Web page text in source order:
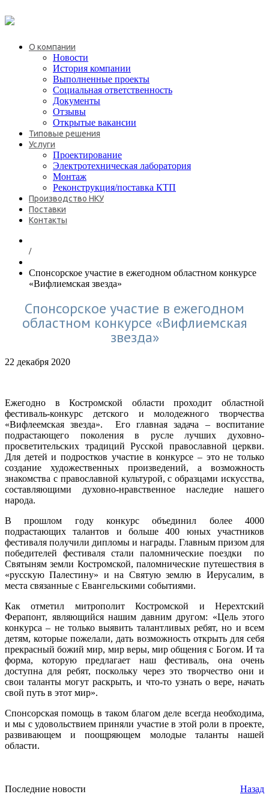
О компании
Новости
История компании
Выполненные проекты
Социальная ответственность
Документы
Отзывы
Открытые вакансии
Типовые решения
Услуги
Проектирование
Электротехническая лаборатория
Монтаж
Реконструкция/поставка КТП
Производство НКУ
Поставки
Контакты
/
Спонсорское участие в ежегодном областном конкурсе
«Вифлиемская звезда»
Спонсорское участие в ежегодном
областном конкурсе «Вифлиемская
звезда»
22 декабря 2020
Ежегодно в Костромской области проходит областной
фестиваль-конкурс детского и молодежного творчества
«Вифлеемская звезда». Его главная задача – воспитание
подрастающего поколения в русле лучших духовно-
просветительских традиций Русской православной церкви.
Для детей и подростков участие в конкурсе – это не только
создание художественных произведений, а возможность
знакомства с православной культурой, с образцами искусства,
составляющими духовно-нравственное наследие нашего
народа.
В прошлом году конкурс объединил более 4000
подрастающих талантов и больше 400 юных участников
фестиваля получили дипломы и награды. Главным призом для
победителей фестиваля стали паломнические поездки по
Святыням земли Костромской, паломнические путешествия в
«русскую Палестину» и на Святую землю в Иерусалим, в
места связанные с Евангельскими событиями.
Как отметил митрополит Костромской и Нерехтский
Ферапонт, являющийся нашим давним другом: «Цель этого
конкурса – не только выявить талантливых ребят, но и всем
детям, которые пожелали, дать возможность открыть для себя
прекрасный божий мир, мир веры, мир общения с Богом. И та
форма, которую предлагает наш фестиваль, она очень
доступна для ребят, поскольку через это творчество они и
свои таланты могут раскрыть, и что-то узнать о вере, начать
свой путь в этот мир».
Спонсорская помощь в таком благом деле всегда необходима,
и мы с удовольствием приняли участие в этой роли в проекте,
развивающем и поощряющем молодые таланты нашей
области.
Назад
Последние новости